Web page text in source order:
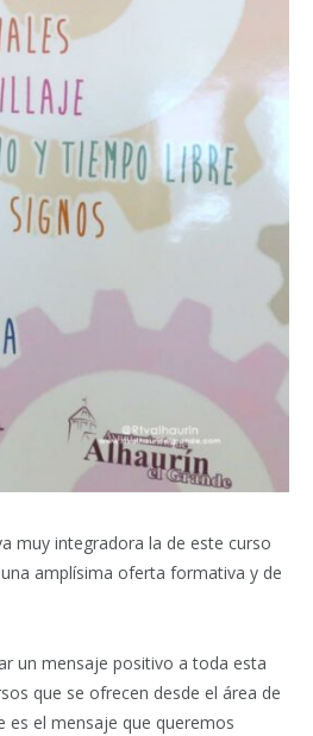
muy integradora la de este curso
amplísima oferta formativa y de
un mensaje positivo a toda esta
que se ofrecen desde el área de
es el mensaje que queremos